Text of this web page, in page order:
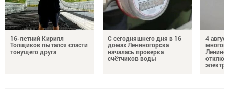
16-летний Кирилл
Толщиков пытался спасти
тонущего друга
С сегодняшнего дня в 16
домах Лениногорска
началась проверка
счётчиков воды
4